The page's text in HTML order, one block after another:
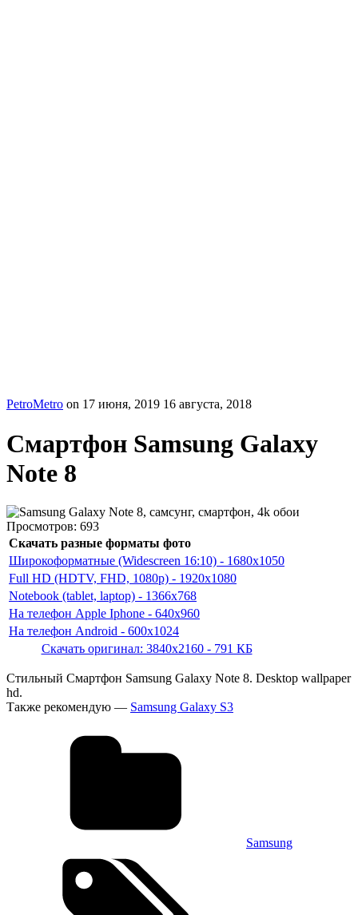
PetroMetro on 17 июня, 2019 16 августа, 2018
Смартфон Samsung Galaxy
Note 8
Просмотров: 693
Скачать оригинал: 3840x2160 - 791 КБ
Скачать разные форматы фото
Широкоформатные (Widescreen 16:10) - 1680x1050
Full HD (HDTV, FHD, 1080p) - 1920x1080
Notebook (tablet, laptop) - 1366x768
На телефон Apple Iphone - 640x960
На телефон Android - 600x1024
Стильный Смартфон Samsung Galaxy Note 8. Desktop wallpaper
hd.
Также рекомендую — Samsung Galaxy S3
Samsung